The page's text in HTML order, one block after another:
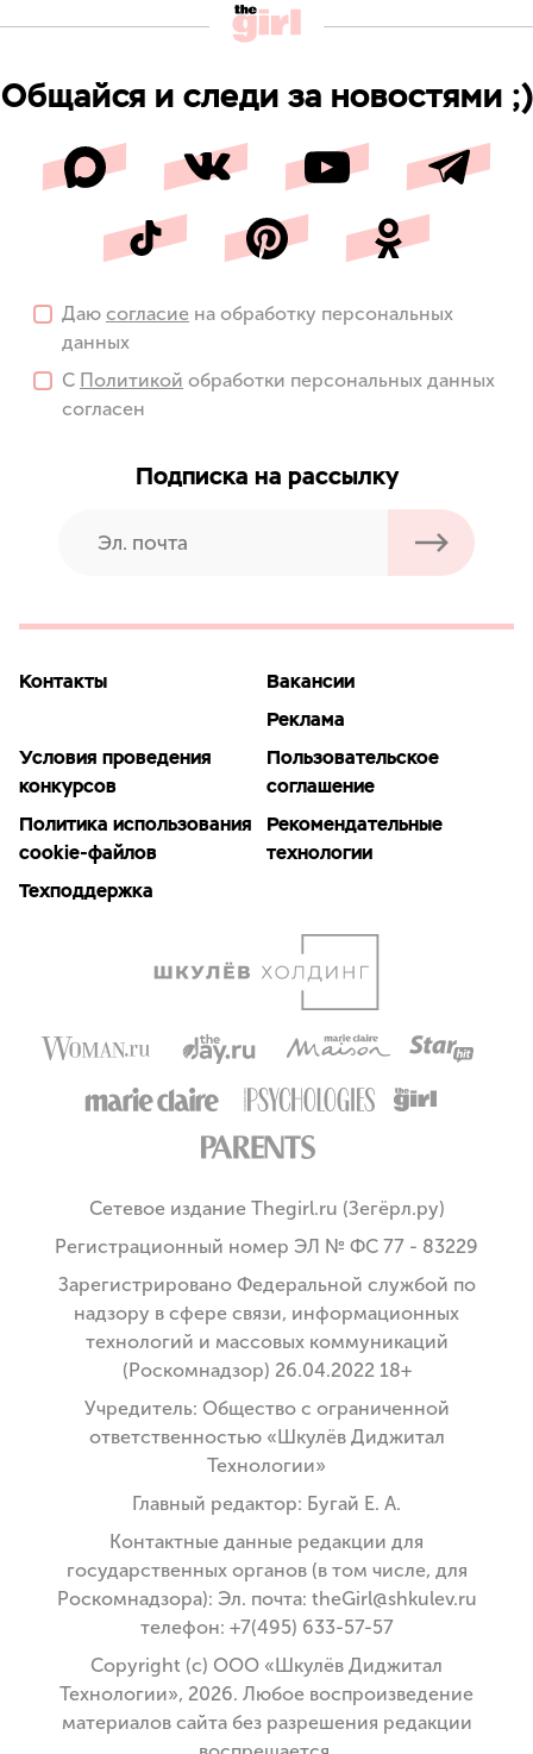
Общайся и следи за новостями ;)
Даю согласие на обработку персональных
данных
С Политикой обработки персональных данных
согласен
Подписка на рассылку
Контакты
Вакансии
Реклама
Условия проведения
конкурсов
Пользовательское
соглашение
Политика использования
cookie-файлов
Рекомендательные
технологии
Техподдержка
Сетевое издание Thegirl.ru (Зегёрл.ру)
Регистрационный номер ЭЛ № ФС 77 - 83229
Зарегистрировано Федеральной службой по
надзору в сфере связи, информационных
технологий и массовых коммуникаций
(Роскомнадзор) 26.04.2022 18+
Учредитель: Общество с ограниченной
ответственностью «Шкулёв Диджитал
Технологии»
Главный редактор: Бугай Е. А.
Контактные данные редакции для
государственных органов (в том числе, для
Роскомнадзора): Эл. почта: theGirl@shkulev.ru
телефон: +7(495) 633-57-57
Copyright (с) ООО «Шкулёв Диджитал
Технологии», 2026. Любое воспроизведение
материалов сайта без разрешения редакции